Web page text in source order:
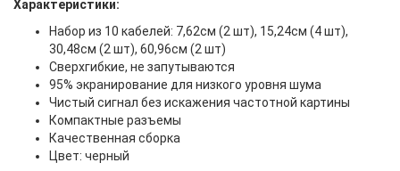
Характеристики:
Набор из 10 кабелей: 7,62см (2 шт), 15,24см (4 шт),
30,48см (2 шт), 60,96см (2 шт)
Сверхгибкие, не запутываются
95% экранирование для низкого уровня шума
Чистый сигнал без искажения частотной картины
Компактные разъемы
Качественная сборка
Цвет: черный